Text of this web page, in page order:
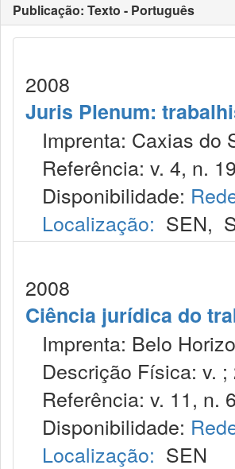
Publicação: Texto - Português
2008
Juris Plenum:
Imprenta: Caxias do
Referência: v. 4, n.
Disponibilidade:
Localização: SEN,
2008
Ciência jurídica do
Imprenta: Belo
Descrição Física: v. ;
Referência: v. 11, n.
Disponibilidade:
Localização: SEN